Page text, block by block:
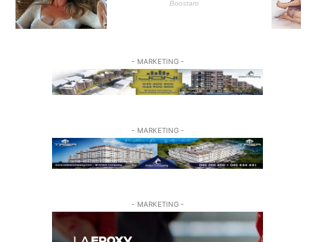
- MARKETING -
- MARKETING -
- MARKETING -